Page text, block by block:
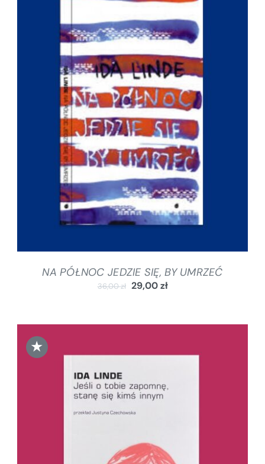
DODAJ DO KOSZYKA / SZCZEGÓŁY
NA PÓŁNOC JEDZIE SIĘ, BY UMRZEĆ
36,00zł 29,00zł
★